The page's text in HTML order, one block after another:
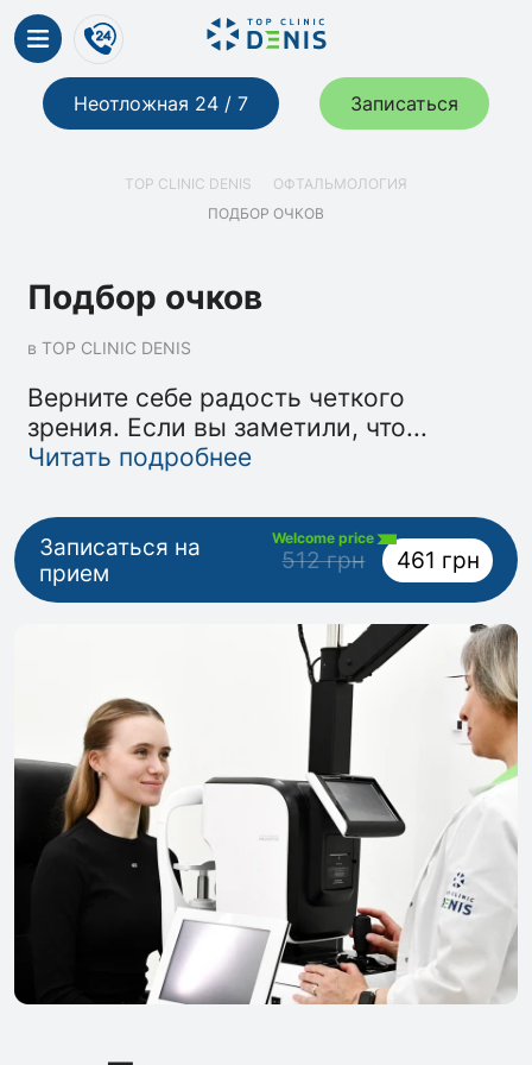
Неотложная 24 / 7 Записаться
TOP CLINIC DENIS
ОФТАЛЬМОЛОГИЯ
ПОДБОР ОЧКОВ
Подбор очков
в TOP CLINIC DENIS
Верните себе радость четкого
зрения. Если вы заметили, что...
Читать подробнее
Записаться на
прием
Welcome price
512 грн 461 грн